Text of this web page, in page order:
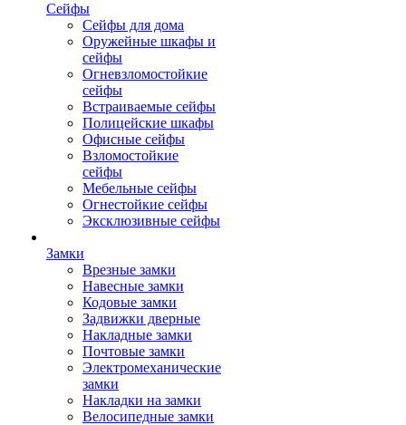
Сейфы
Сейфы для дома
Оружейные шкафы и
сейфы
Огневзломостойкие
сейфы
Встраиваемые сейфы
Полицейские шкафы
Офисные сейфы
Взломостойкие
сейфы
Мебельные сейфы
Огнестойкие сейфы
Эксклюзивные сейфы
Замки
Врезные замки
Навесные замки
Кодовые замки
Задвижки дверные
Накладные замки
Почтовые замки
Электромеханические
замки
Накладки на замки
Велосипедные замки